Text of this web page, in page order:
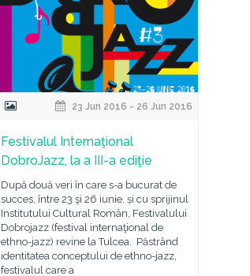
23 Jun 2016 - 26 Jun 2016
Festivalul Internaţional
DobroJazz, la a III-a ediţie
După două veri în care s-a bucurat de
succes, între 23 şi 26 iunie, și cu sprijinul
Institutului Cultural Român, Festivalului
Dobrojazz (festival internaţional de
ethno-jazz) revine la Tulcea. Păstrând
identitatea conceptului de ethno-jazz,
festivalul care a